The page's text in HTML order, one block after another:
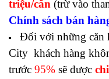
triệu/căn (trừ vào
Chính sách bán
Đối với những căn
City khách hàng
trước 95% sẽ được